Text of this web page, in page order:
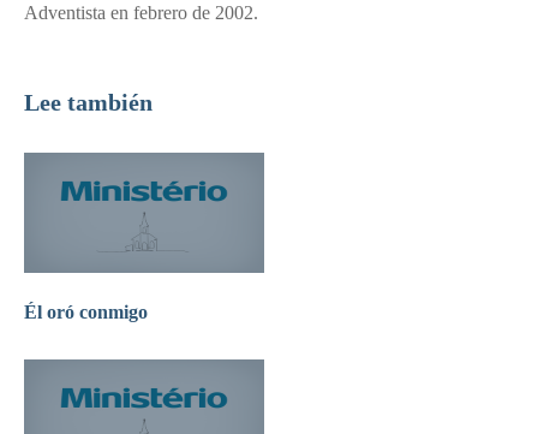
Adventista en febrero de 2002.
Lee también
Él oró conmigo